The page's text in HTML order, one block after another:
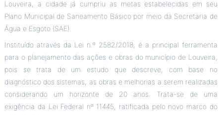
Louveira, a cidade já cumpriu as metas estabelecidas em seu
Plano Municipal de Saneamento Básico por meio da Secretaria de
Água e Esgoto (SAE).
Instituído através da Lei n.º 2582/2018, é a principal ferramenta
para o planejamento das ações e obras do município de Louveira,
pois se trata de um estudo que descreve, com base no
diagnóstico dos sistemas, as obras e melhorias a serem realizadas
considerando um horizonte de 20 anos. Trata-se de uma
exigência da Lei Federal nº 11445, ratificada pelo novo marco do